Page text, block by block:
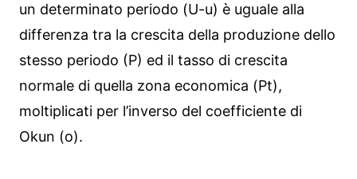
un determinato periodo (U-u) è uguale alla
differenza tra la crescita della produzione dello
stesso periodo (P) ed il tasso di crescita
normale di quella zona economica (Pt),
moltiplicati per l’inverso del coefficiente di
Okun (o).